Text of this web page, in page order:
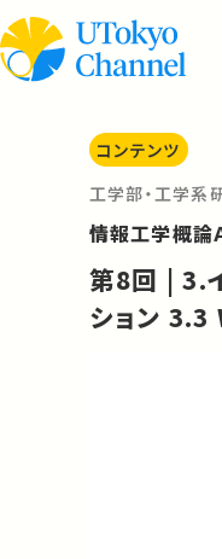
コンテンツ
工学部・工学系
情報工学概論
第8回 | 3.
ション